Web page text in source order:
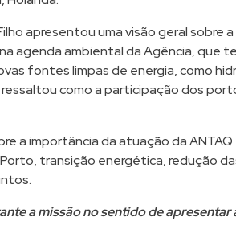
apresentou uma visão geral sobre
agenda ambiental da Agência, que
fontes limpas de energia, como
como a participação dos
a importância da atuação da
transição energética, redução
a missão no sentido de apresentar